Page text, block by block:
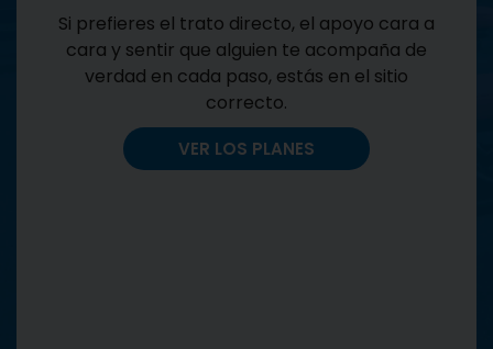
Si prefieres el trato directo, el apoyo cara a
cara y sentir que alguien te acompaña de
verdad en cada paso, estás en el sitio
correcto.
VER LOS PLANES